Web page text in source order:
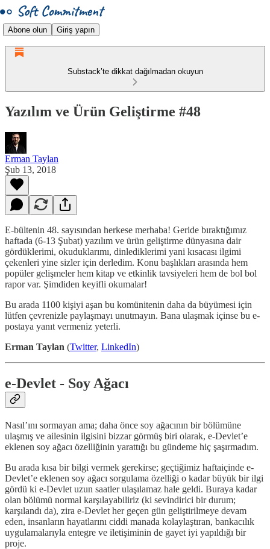
Abone olun Giriş yapın
Substack’te dikkat dağılmadan okuyun
Yazılım ve Ürün Geliştirme #48
Erman Taylan
Şub 13, 2018
E-bültenin 48. sayısından herkese merhaba! Geride bıraktığımız
haftada (6-13 Şubat) yazılım ve ürün geliştirme dünyasına dair
gördüklerimi, okuduklarımı, dinlediklerimi yani kısacası ilgimi
çekenleri yine sizler için derledim. Konu başlıkları arasında hem
popüler gelişmeler hem kitap ve etkinlik tavsiyeleri hem de bol bol
rapor var. Şimdiden keyifli okumalar!
Bu arada 1100 kişiyi aşan bu komünitenin daha da büyümesi için
lütfen çevrenizle paylaşmayı unutmayın. Bana ulaşmak içinse bu e-
postaya yanıt vermeniz yeterli.
Erman Taylan (Twitter, LinkedIn)
e-Devlet - Soy Ağacı
Nasıl’ını sormayan ama; daha önce soy ağacının bir bölümüne
ulaşmış ve ailesinin ilgisini bizzar görmüş biri olarak, e-Devlet’e
eklenen soy ağacı özelliğinin yarattığı bu gündeme hiç şaşırmadım.
Bu arada kısa bir bilgi vermek gerekirse; geçtiğimiz haftaiçinde e-
Devlet’e eklenen soy ağacı sorgulama özelliği o kadar büyük bir ilgi
gördü ki e-Devlet uzun saatler ulaşılamaz hale geldi. Buraya kadar
olan bölümü normal karşılayabiliriz (ki sevindirici bir durum;
karşılandı da), zira e-Devlet her geçen gün geliştirilmeye devam
eden, insanların hayatlarını ciddi manada kolaylaştıran, bankacılık
uygulamalarıyla entegre ve iletişiminin de gayet iyi yapıldığı bir
proje.